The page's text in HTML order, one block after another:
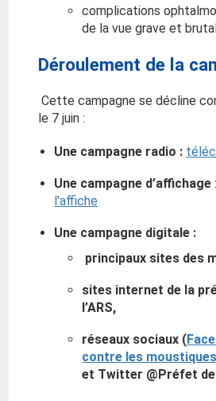
complications
de la vue grave et
Déroulement de la
Cette campagne se décline
le 7 juin :
Une campagne radio :
Une campagne d’affichage :
l'affiche
Une campagne digitale :
principaux sites des
sites internet de la
l’ARS,
réseaux sociaux (
contre les moustiques
et Twitter @Préfet de